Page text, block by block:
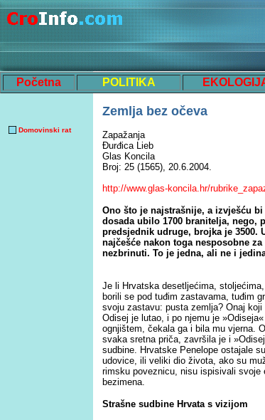
Početna POLITIKA
Domovinski rat
Zemlja bez očeva
Zapažanja
Đurđica Lieb
Glas Koncila
Broj: 25 (1565), 20.6.2004.
http://www.glas-koncila.hr/
Ono što je najstrašnije, a izvješću
dosada ubilo 1700 branitelja, nego,
predsjednik udruge, brojka je 3500.
najčešće nakon toga nesposobne
nezbrinuti. To je jedna, ali ne i
Je li Hrvatska desetljećima,
borili se pod tuđim zastavama, tuđim
svoju zastavu: pusta zemlja? Onaj
Odisej je lutao, i po njemu je
ognjištem, čekala ga i bila mu vjerna.
svaka sretna priča, završila je i
sudbine. Hrvatske Penelope ostajale
udovice, ili veliki dio života, ako su
rimsku poveznicu, nisu ispisivali svoje
bezimena.
Strašne sudbine Hrvata s vizijom